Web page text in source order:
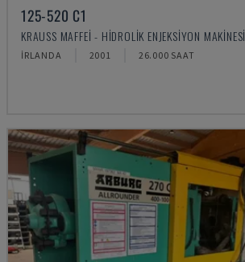
125-520 C1
KRAUSS MAFFEI - HIDROLIK ENJEKSIYON MAKINESI
İRLANDA 2001 26.000 SAAT